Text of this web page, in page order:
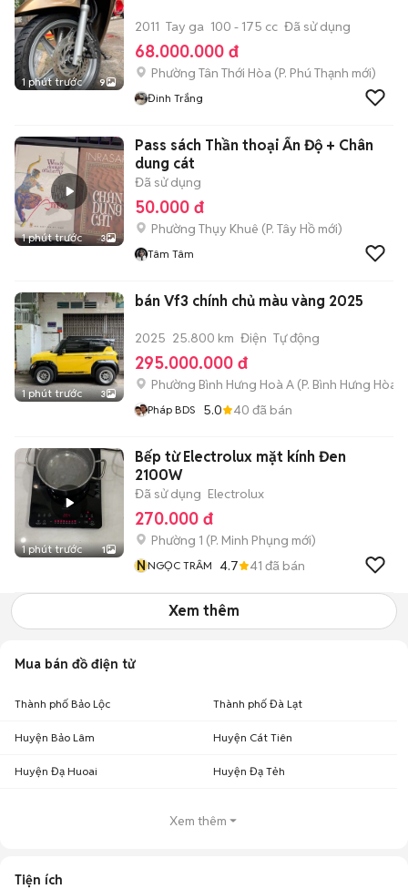
1 phút trước 9
2011 Tay ga 100 - 175 cc Đã sử dụng
68.000.000 đ
Phường Tân Thới Hòa (P. Phú Thạnh mới)
Đinh Trắng
1 phút trước 3
Pass sách Thần thoại Ấn Độ + Chân
dung cát
Đã sử dụng
50.000 đ
Phường Thụy Khuê (P. Tây Hồ mới)
Tâm Tâm
1 phút trước 3
bán Vf3 chính chủ màu vàng 2025
2025 25.800 km Điện Tự động
295.000.000 đ
Phường Bình Hưng Hoà A (P. Bình Hưng Hòa
Pháp BDS 5.0 40 đã bán
1 phút trước 1
Bếp từ Electrolux mặt kính Đen
2100W
Đã sử dụng Electrolux
270.000 đ
Phường 1 (P. Minh Phụng mới)
NNGỌC TRÂM 4.7 41 đã bán
Xem thêm
Mua bán đồ điện tử
Thành phố Bảo Lộc Thành phố Đà Lạt
Huyện Bảo Lâm Huyện Cát Tiên
Huyện Đạ Huoai Huyện Đạ Tẻh
Xem thêm
Tiện ích